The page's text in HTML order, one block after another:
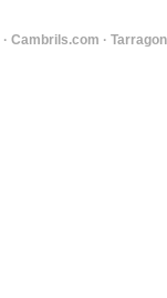
· Cambrils.com ·